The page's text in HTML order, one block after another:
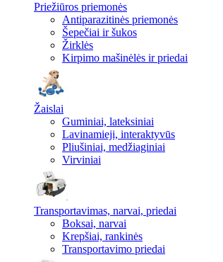
Priežiūros priemonės
Antiparazitinės priemonės
Šepečiai ir šukos
Žirklės
Kirpimo mašinėlės ir priedai
Žaislai
Guminiai, lateksiniai
Lavinamieji, interaktyvūs
Pliušiniai, medžiaginiai
Virviniai
Transportavimas, narvai, priedai
Boksai, narvai
Krepšiai, rankinės
Transportavimo priedai